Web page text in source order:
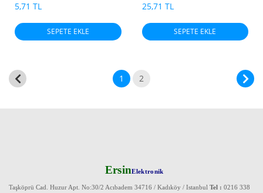
5,71 TL
SEPETE EKLE
25,71 TL
SEPETE EKLE
1 2
ErsinElektronik
Taşköprü Cad. Huzur Apt. No:30/2 Acıbadem 34716 / Kadıköy / Istanbul Tel : 0216 338